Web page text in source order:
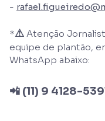
-
*⚠ Atenção
equipe de plantão,
WhatsApp abaixo:
📲 (11) 9 4128-